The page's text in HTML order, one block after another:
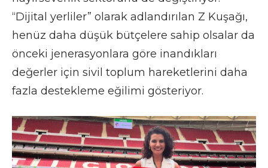
“Dijital yerliler” olarak adlandırılan Z Kuşağı,
henüz daha düşük bütçelere sahip olsalar da
önceki jenerasyonlara göre inandıkları
değerler için sivil toplum hareketlerini daha
fazla destekleme eğilimi gösteriyor.